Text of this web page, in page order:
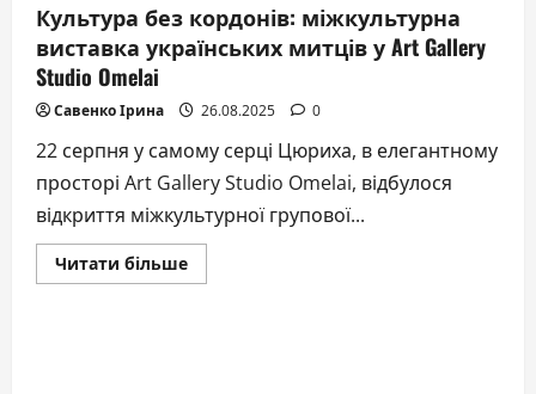
Культура без кордонів: міжкультурна
виставка українських митців у Art Gallery
Studio Omelai
Савенко Ірина 26.08.2025 0
22 серпня у самому серці Цюриха, в елегантному
просторі Art Gallery Studio Omelai, відбулося
відкриття міжкультурної групової...
Читати більшеДокладніше
про